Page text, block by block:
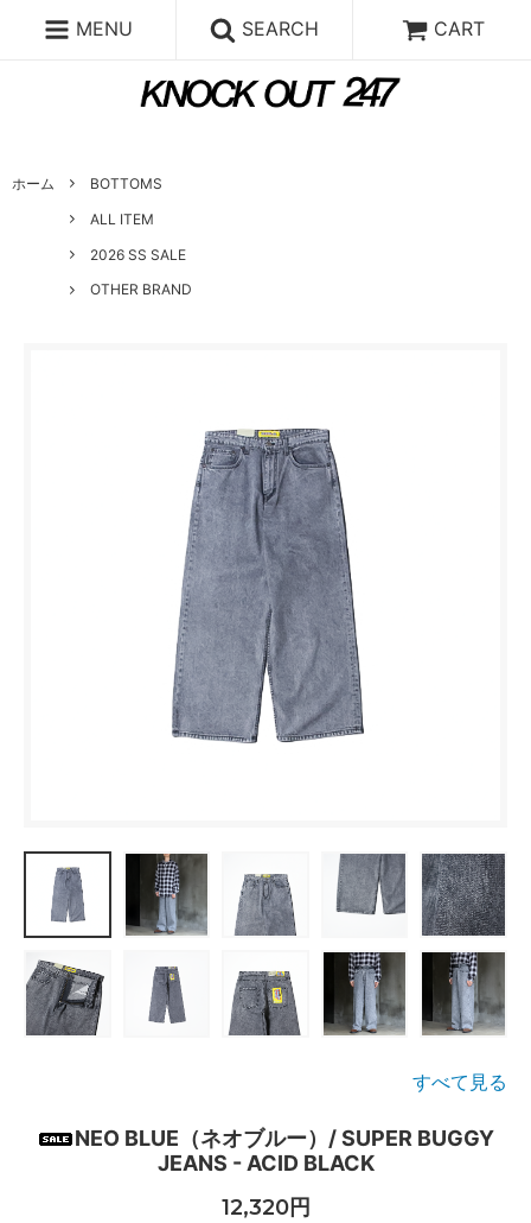
MENU SEARCH CART
ホーム
BOTTOMS
ALL ITEM
2026 SS SALE
OTHER BRAND
すべて見る
NEO BLUE（ネオブルー）/ SUPER BUGGY
JEANS - ACID BLACK
12,320円